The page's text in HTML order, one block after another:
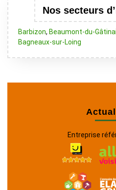
Nos secteurs
Barbizon, Beaumont-du-
Bagneaux-sur-Loing
Entreprise